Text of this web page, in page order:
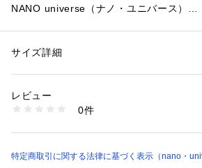
NANO universe（ナノ・ユニバース）
やヒップのシルエットをすっきりとさせ
りです。
・薄手ながらもコーデュロイ特有の保温
性別：レディース
素材：（表地）ポリエステル 100%（裏地）ポリ
洗濯：40℃非常に弱い 漂白× アイロン110℃ ドラ
吊り干し ウェット非常に弱い
商品番号：1530700020113 （モール）
サイズ詳細
レビュー
0件
特定商取引に関する法律に基づく表示（nano・